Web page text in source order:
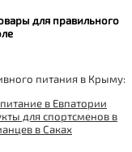
для правильного
питания в Крыму:
в Евпатории
для спортсменов в
в Саках